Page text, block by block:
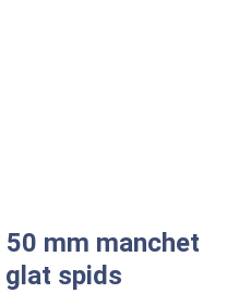
mm manchet
spids